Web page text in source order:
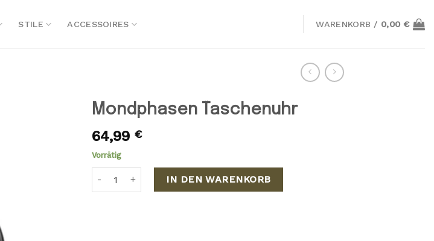
STILE ACCESSOIRES WARENKORB / 0,00 €
Mondphasen Taschenuhr
64,99 €
Vorrätig
Mondphasen Taschenuhr Menge
IN DEN WARENKORB